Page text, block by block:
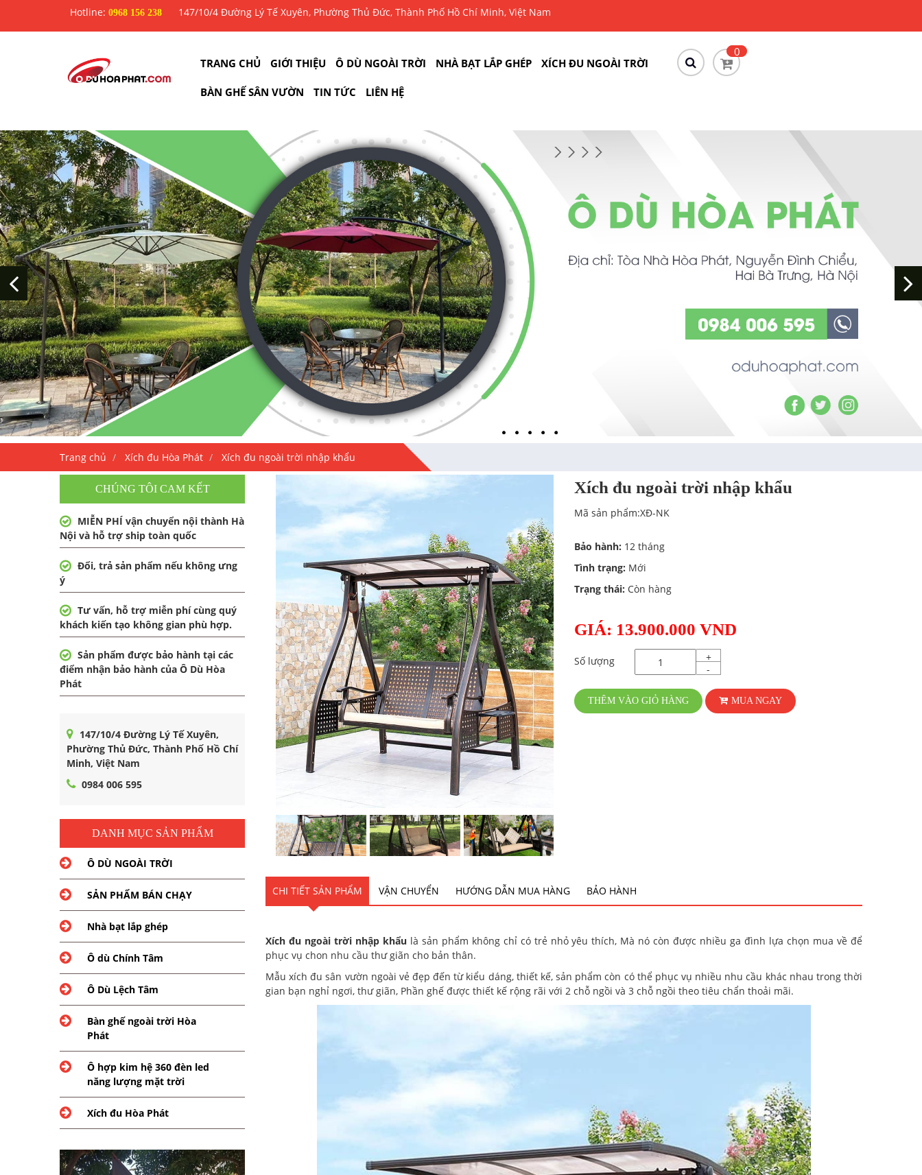
Hotline: 0968 156 238 147/10/4 Đường Lý Tế Xuyên, Phường Thủ Đức, Thành Phố Hồ Chí Minh, Việt Nam
TRANG CHỦ GIỚI THIỆU Ô DÙ NGOÀI TRỜI NHÀ BẠT LẮP GHÉP XÍCH ĐU NGOÀI TRỜI
BÀN GHẾ SÂN VƯỜN TIN TỨC LIÊN HỆ
0
Trang chủ Xích đu Hòa Phát Xích đu ngoài trời nhập khẩu
CHÚNG TÔI CAM KẾT
MIỄN PHÍ vận chuyển nội thành Hà
Nội và hỗ trợ ship toàn quốc
Đổi, trả sản phẩm nếu không ưng
ý
Tư vấn, hỗ trợ miễn phí cùng quý
khách kiến tạo không gian phù hợp.
Sản phẩm được bảo hành tại các
điểm nhận bảo hành của Ô Dù Hòa
Phát
147/10/4 Đường Lý Tế Xuyên,
Phường Thủ Đức, Thành Phố Hồ Chí
Minh, Việt Nam
0984 006 595
DANH MỤC SẢN PHẨM
Ô DÙ NGOÀI TRỜI
SẢN PHẨM BÁN CHẠY
Nhà bạt lắp ghép
Ô dù Chính Tâm
Ô Dù Lệch Tâm
Bàn ghế ngoài trời Hòa
Phát
Ô hợp kim hệ 360 đèn led
năng lượng mặt trời
Xích đu Hòa Phát
Xích đu ngoài trời nhập khẩu
Mã sản phẩm:XĐ-NK
Bảo hành: 12 tháng
Tình trạng: Mới
Trạng thái: Còn hàng
GIÁ: 13.900.000 VND
Số lượng
+
-
THÊM VÀO GIỎ HÀNG MUA NGAY
CHI TIẾT SẢN PHẨM VẬN CHUYỂN HƯỚNG DẪN MUA HÀNG BẢO HÀNH
Xích đu ngoài trời nhập khẩu là sản phẩm không chỉ có trẻ nhỏ yêu thích, Mà nó còn được nhiều ga đình lựa chọn mua về để
phục vụ chon nhu cầu thư giãn cho bản thân.
Mẫu xích đu sân vườn ngoài vẻ đẹp đến từ kiểu dáng, thiết kế, sản phẩm còn có thể phục vụ nhiều nhu cầu khác nhau trong thời
gian bạn nghỉ ngơi, thư giãn, Phần ghế được thiết kế rộng rãi với 2 chỗ ngồi và 3 chỗ ngồi theo tiêu chẩn thoải mãi.